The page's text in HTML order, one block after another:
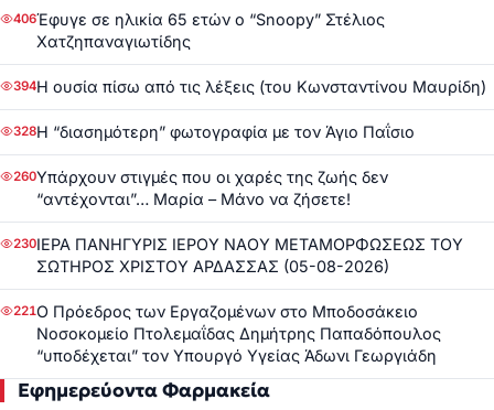
406Έφυγε σε ηλικία 65 ετών ο “Snoopy” Στέλιος
Χατζηπαναγιωτίδης
394Η ουσία πίσω από τις λέξεις (του Κωνσταντίνου Μαυρίδη)
328Η “διασημότερη” φωτογραφία με τον Άγιο Παΐσιο
260Υπάρχουν στιγμές που οι χαρές της ζωής δεν
“αντέχονται”… Μαρία – Μάνο να ζήσετε!
230ΙΕΡΑ ΠΑΝΗΓΥΡΙΣ ΙΕΡΟΥ ΝΑΟΥ ΜΕΤΑΜΟΡΦΩΣΕΩΣ ΤΟΥ
ΣΩΤΗΡΟΣ ΧΡΙΣΤΟΥ ΑΡΔΑΣΣΑΣ (05-08-2026)
221Ο Πρόεδρος των Εργαζομένων στο Μποδοσάκειο
Νοσοκομείο Πτολεμαΐδας Δημήτρης Παπαδόπουλος
“υποδέχεται” τον Υπουργό Υγείας Άδωνι Γεωργιάδη
Εφημερεύοντα Φαρμακεία